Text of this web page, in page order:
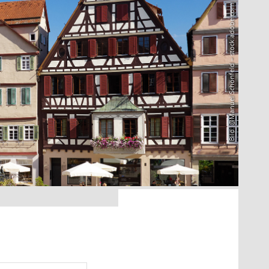
Bild: @Manuel Schönfeld – stock.adobe.com